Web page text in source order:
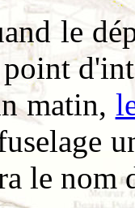
le
matin,
le nom